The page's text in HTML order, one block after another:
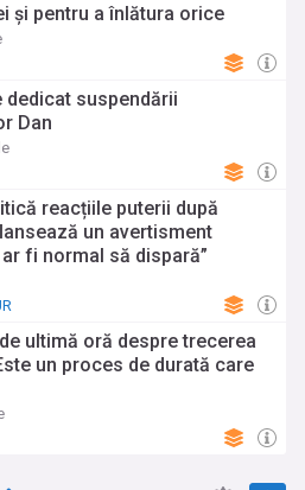
și pentru a înlătura orice
și venituri apar în documente
dedicat suspendării
Dan
reacțiile puterii după
un avertisment
ar fi normal să dispară”
ultimă oră despre trecerea
un proces de durată care